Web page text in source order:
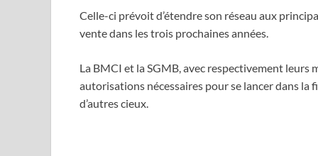
Celle-ci prévoit d’étendre son réseau aux
vente dans les trois prochaines années.
La BMCI et la SGMB, avec respectivement
autorisations nécessaires pour se lancer dans
d’autres cieux.